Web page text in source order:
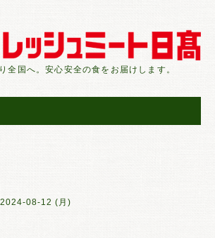
全国へ。安心安全の食をお届けします。
2024-08-12 (月)